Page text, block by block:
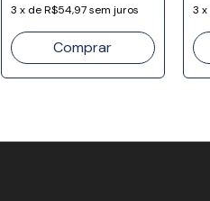
3 x deR$54,97 sem juros 3 x